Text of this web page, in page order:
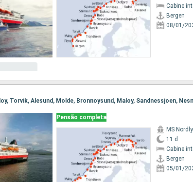
Cabine
Bergen
08/01/
Pensão completa
MS
11 d
Cabine
Bergen
05/01/